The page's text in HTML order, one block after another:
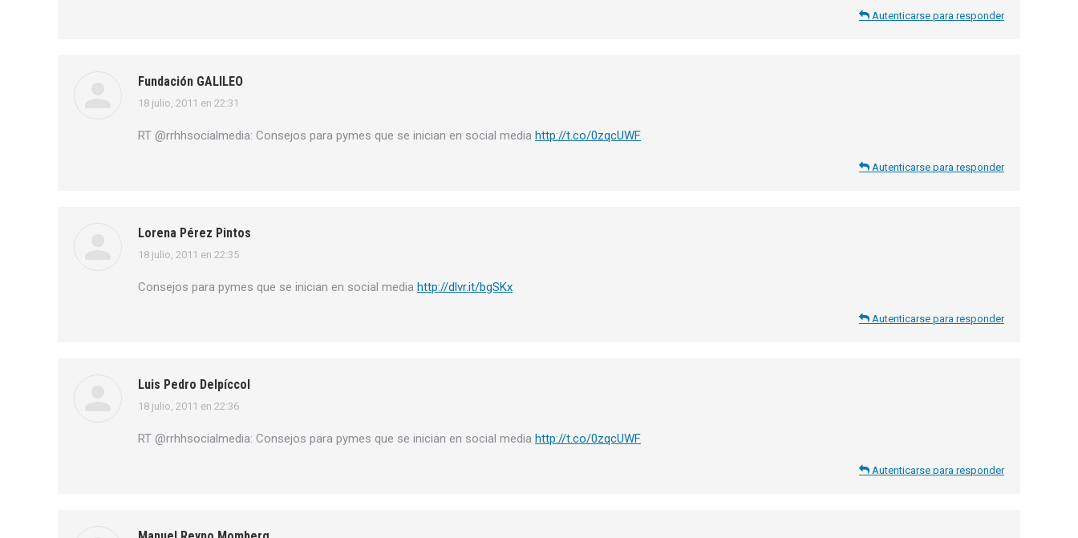
Autenticarse para responder
Fundación GALILEO
dice:
18 julio, 2011 en 22:31
RT @rrhhsocialmedia: Consejos para pymes que se inician en social media http://t.co/0zqcUWF
Autenticarse para responder
Lorena Pérez Pintos
dice:
18 julio, 2011 en 22:35
Consejos para pymes que se inician en social media http://dlvr.it/bgSKx
Autenticarse para responder
Luis Pedro Delpíccol
dice:
18 julio, 2011 en 22:36
RT @rrhhsocialmedia: Consejos para pymes que se inician en social media http://t.co/0zqcUWF
Autenticarse para responder